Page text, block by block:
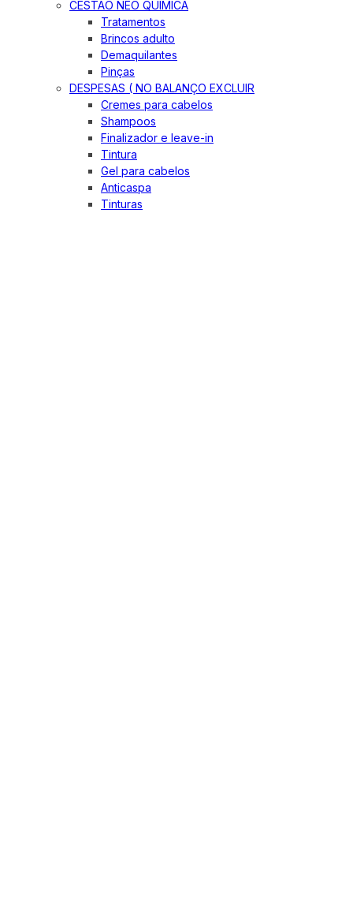
CESTÃO NEO QUIMICA
Tratamentos
Brincos adulto
Demaquilantes
Pinças
DESPESAS ( NO BALANÇO EXCLUIR
Cremes para cabelos
Shampoos
Finalizador e leave-in
Tintura
Gel para cabelos
Anticaspa
Tinturas